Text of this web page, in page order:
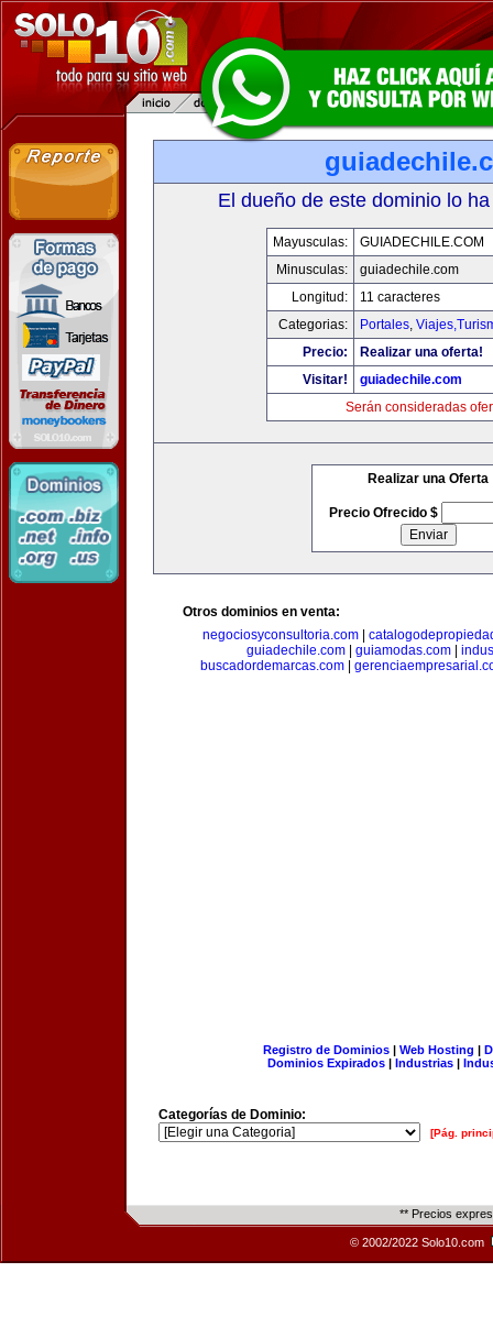
El dueño de este dominio lo
Mayusculas:
GUIADECHILE.COM
Minusculas:
guiadechile.com
Longitud:
11 caracteres
Categorias:
Portales,
Precio:
Realizar una oferta!
Visitar!
guiadechile.com
Serán consideradas
Realizar una Oferta
Precio Ofrecido $
Otros dominios en venta:
negociosyconsultoria.com|
guiadechile.com
guiamodas.com
buscadordemarcas.com|
Registro de Dominios| Web Hosting |
Dominios Expirados | Industrias |
Categorías de Dominio:
[Pág.
** Precios
© 2002/2022 Solo10.com